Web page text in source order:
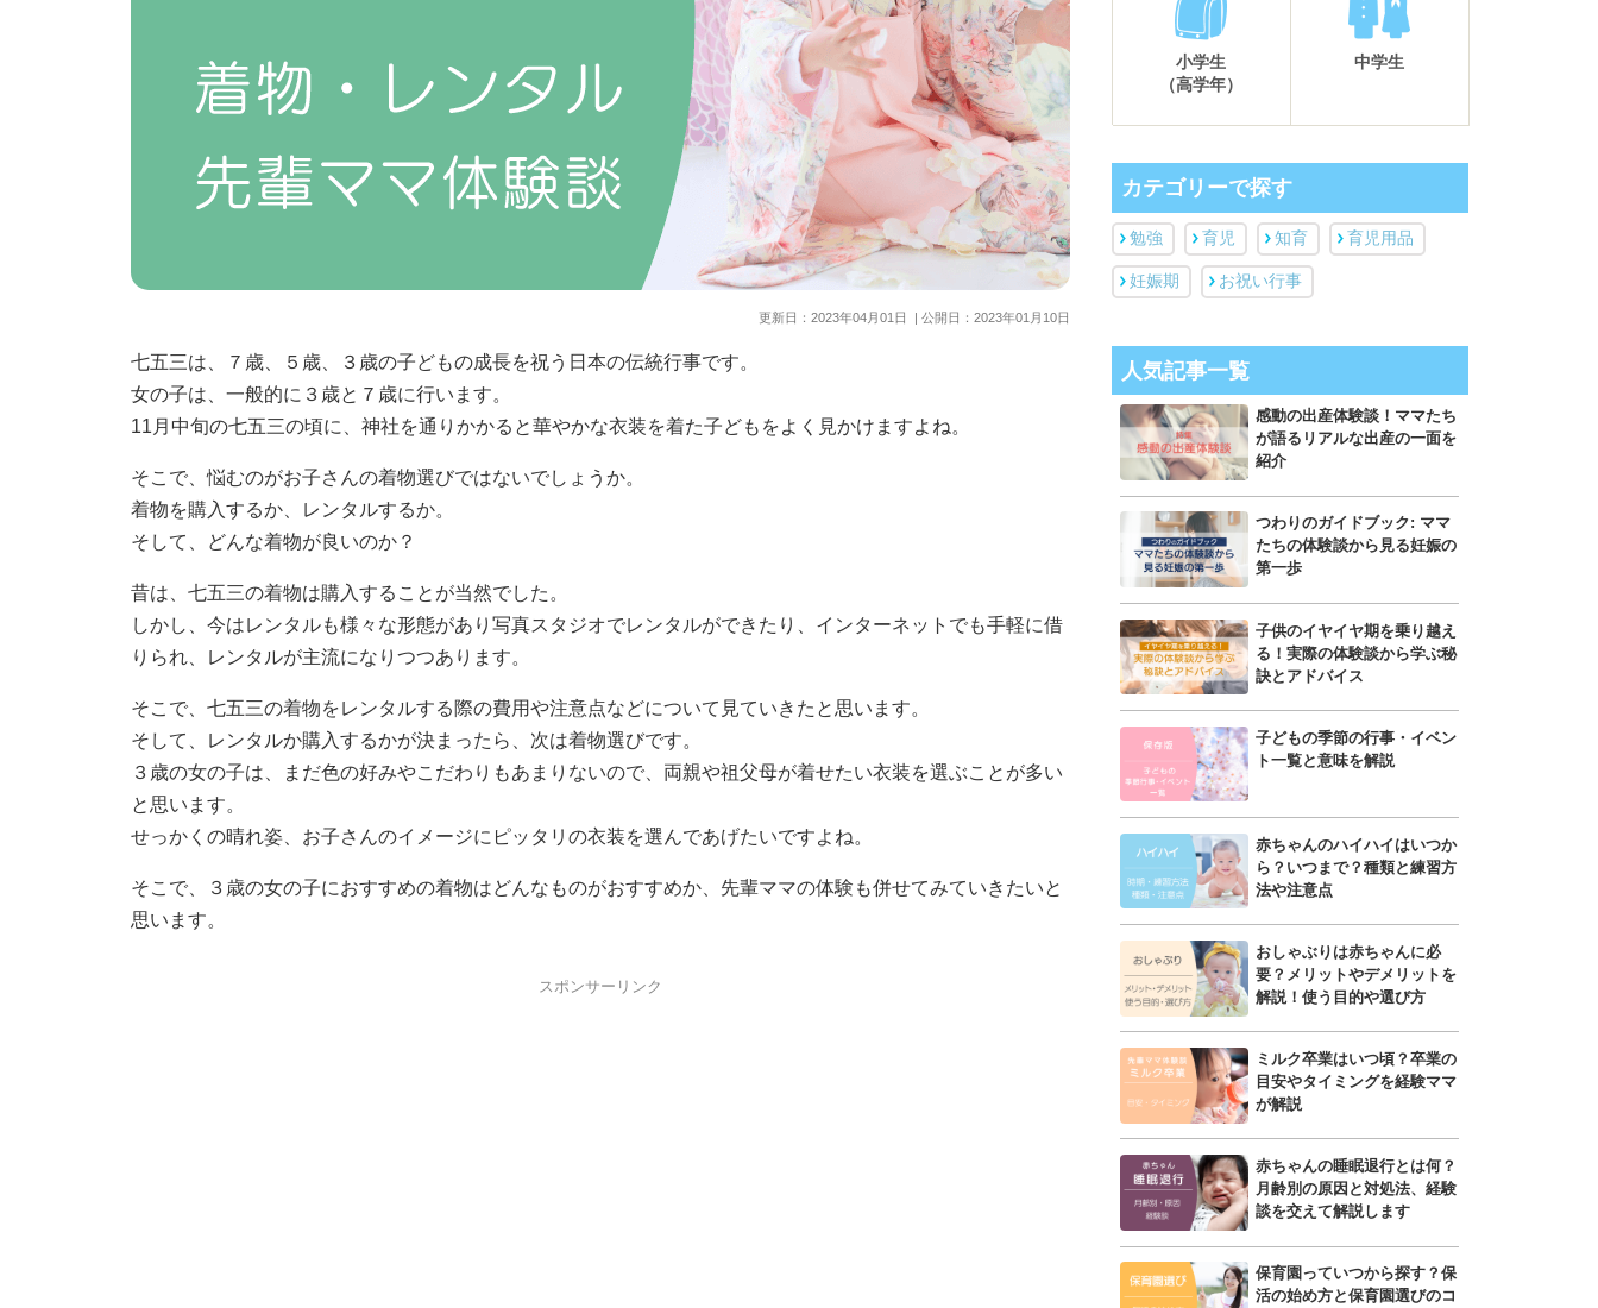
更新日： 2023年04月01日 | 公開日： 2023年01月10日
七五三は、７歳、５歳、３歳の子どもの成長を祝う日本の伝統行事です。
女の子は、一般的に３歳と７歳に行います。
11月中旬の七五三の頃に、神社を通りかかると華やかな衣装を着た子どもをよく見かけますよね。
そこで、悩むのがお子さんの着物選びではないでしょうか。
着物を購入するか、レンタルするか。
そして、どんな着物が良いのか？
昔は、七五三の着物は購入することが当然でした。
しかし、今はレンタルも様々な形態があり写真スタジオでレンタルができたり、インターネットでも手軽に借
りられ、レンタルが主流になりつつあります。
そこで、七五三の着物をレンタルする際の費用や注意点などについて見ていきたと思います。
そして、レンタルか購入するかが決まったら、次は着物選びです。
３歳の女の子は、まだ色の好みやこだわりもあまりないので、両親や祖父母が着せたい衣装を選ぶことが多い
と思います。
せっかくの晴れ姿、お子さんのイメージにピッタリの衣装を選んであげたいですよね。
そこで、３歳の女の子におすすめの着物はどんなものがおすすめか、先輩ママの体験も併せてみていきたいと
思います。
スポンサーリンク
小学生
（高学年）
中学生
カテゴリーで探す
勉強 育児 知育 育児用品
妊娠期 お祝い行事
人気記事一覧
感動の出産体験談！ママたち
が語るリアルな出産の一面を
紹介
つわりのガイドブック: ママ
たちの体験談から見る妊娠の
第一歩
子供のイヤイヤ期を乗り越え
る！実際の体験談から学ぶ秘
訣とアドバイス
子どもの季節の行事・イベン
ト一覧と意味を解説
赤ちゃんのハイハイはいつか
ら？いつまで？種類と練習方
法や注意点
おしゃぶりは赤ちゃんに必
要？メリットやデメリットを
解説！使う目的や選び方
ミルク卒業はいつ頃？卒業の
目安やタイミングを経験ママ
が解説
赤ちゃんの睡眠退行とは何？
月齢別の原因と対処法、経験
談を交えて解説します
保育園っていつから探す？保
活の始め方と保育園選びのコ